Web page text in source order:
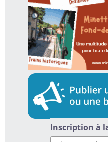
Inscription à